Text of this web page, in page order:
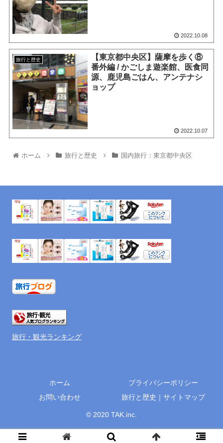
2022.10.08
旅行と歴史
【東京都中央区】薩摩を歩く⑧
番外編 / かごしま遊楽館、医食同
源、鹿児島ごはん、アンテナシ
ョップ
2022.10.07
ホーム 旅行と歴史 国内旅行：東京都中央区
旅行・観光ランキング
ホーム
プライバシーポリシー
お問い合わせ
旅行と歴史｜サイトマップ
© 2020 TAK.inc.